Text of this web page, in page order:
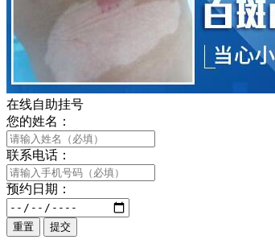
在线自助挂号
您的姓名：
联系电话：
预约日期：